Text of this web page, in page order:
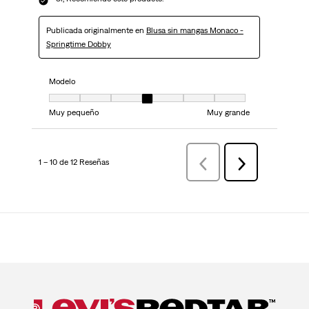
Publicada originalmente en Blusa sin mangas Monaco -
Springtime Dobby
Modelo
Modelo, 4 de 7, donde 1 es igual a Muy pequeño y 7 es igual a Muy
Muy pequeño
Muy grande
1 – 10 de 12 Reseñas AnteriorReseñasSiguiente
Reseñas